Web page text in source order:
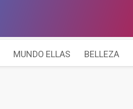
MUNDO ELLAS BELLEZA